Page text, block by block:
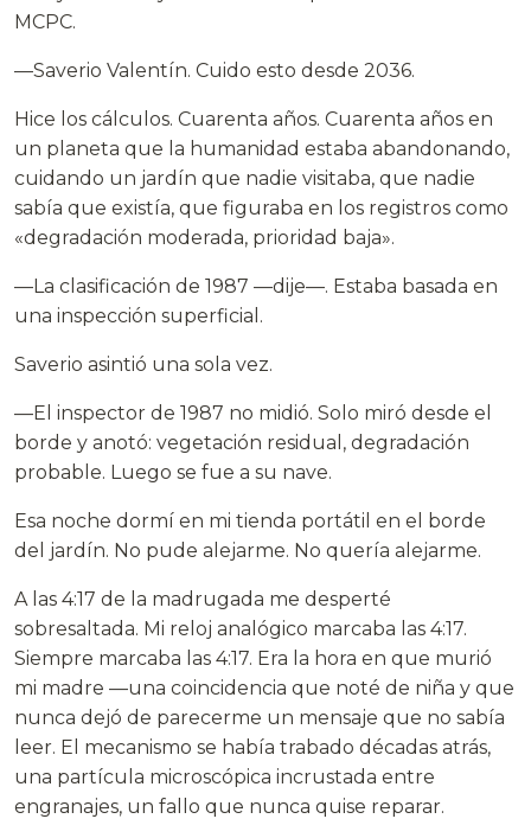
MCPC.
—Saverio Valentín. Cuido esto desde 2036.
Hice los cálculos. Cuarenta años. Cuarenta años en
un planeta que la humanidad estaba abandonando,
cuidando un jardín que nadie visitaba, que nadie
sabía que existía, que figuraba en los registros como
«degradación moderada, prioridad baja».
—La clasificación de 1987 —dije—. Estaba basada en
una inspección superficial.
Saverio asintió una sola vez.
—El inspector de 1987 no midió. Solo miró desde el
borde y anotó: vegetación residual, degradación
probable. Luego se fue a su nave.
Esa noche dormí en mi tienda portátil en el borde
del jardín. No pude alejarme. No quería alejarme.
A las 4:17 de la madrugada me desperté
sobresaltada. Mi reloj analógico marcaba las 4:17.
Siempre marcaba las 4:17. Era la hora en que murió
mi madre —una coincidencia que noté de niña y que
nunca dejó de parecerme un mensaje que no sabía
leer. El mecanismo se había trabado décadas atrás,
una partícula microscópica incrustada entre
engranajes, un fallo que nunca quise reparar.